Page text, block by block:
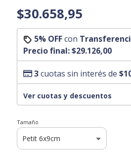
$30.658,95
5% OFFcon
Precio final:$29.126,00
3cuotas sin interés de
Ver cuotas y descuentos
Tamaño